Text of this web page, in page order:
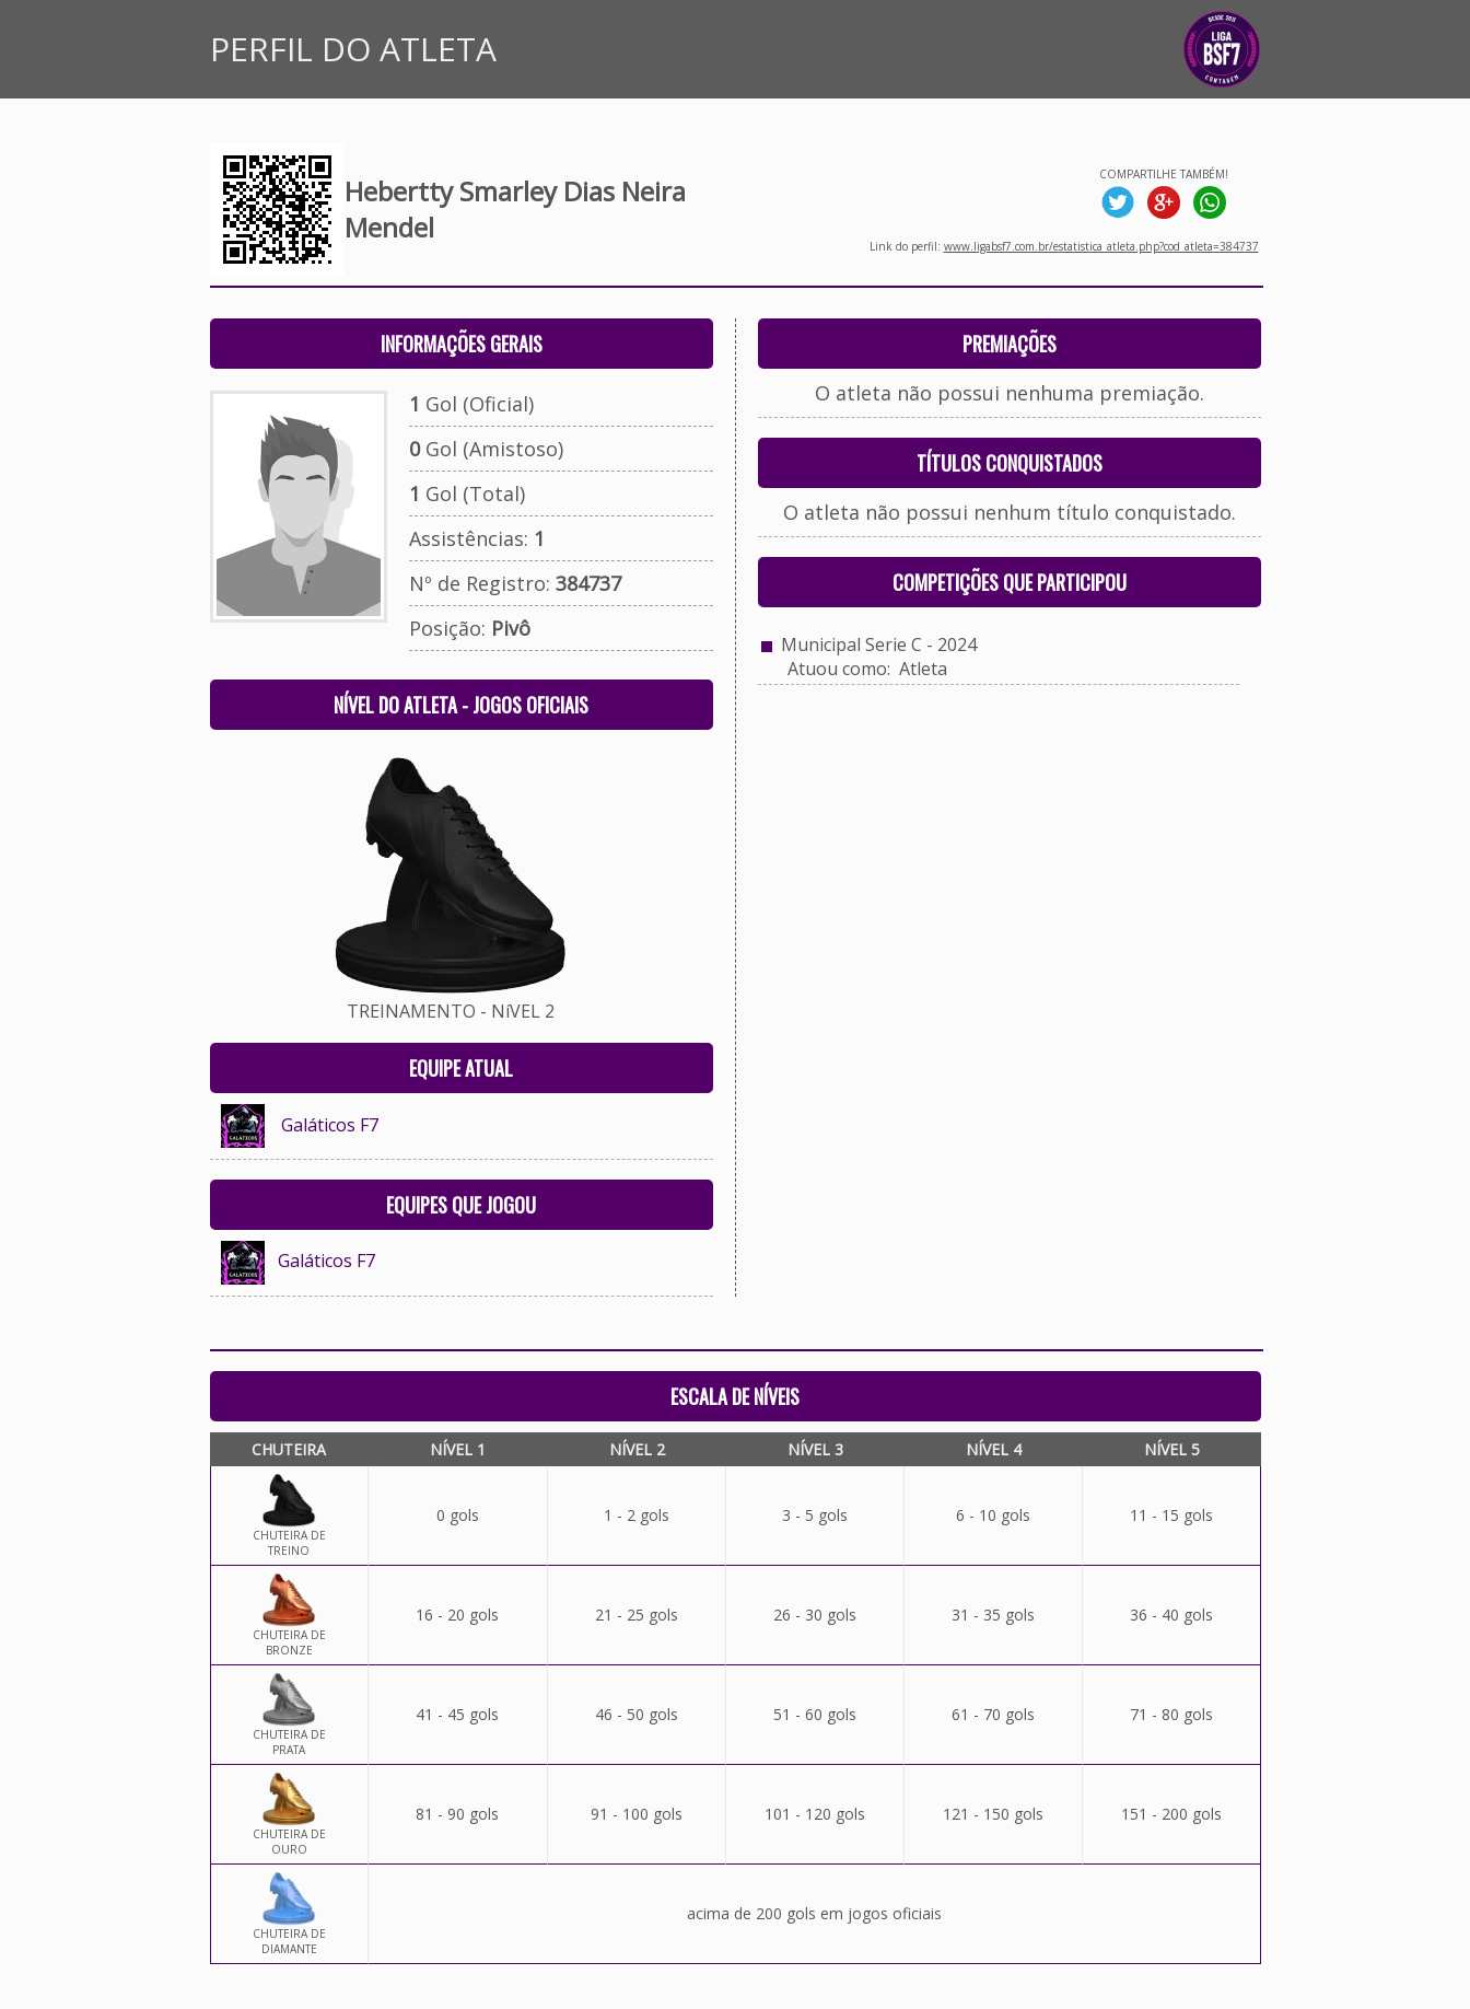
PERFIL DO ATLETA
Hebertty Smarley Dias Neira
Mendel
COMPARTILHE TAMBÉM!
Link do perfil: www.ligabsf7.com.br/estatistica_atleta.php?cod_atleta=384737
INFORMAÇÕES GERAIS
1 Gol (Oficial)
0Gol (Amistoso)
1 Gol (Total)
Assistências: 1
Nº de Registro: 384737
Posição: Pivô
NÍVEL DO ATLETA - JOGOS OFICIAIS
TREINAMENTO - NíVEL 2
EQUIPE ATUAL
Galáticos F7
EQUIPES QUE JOGOU
Galáticos F7
PREMIAÇÕES
O atleta não possui nenhuma premiação.
TÍTULOS CONQUISTADOS
O atleta não possui nenhum título conquistado.
COMPETIÇÕES QUE PARTICIPOU
Municipal Serie C - 2024
Atuou como: Atleta
ESCALA DE NÍVEIS
CHUTEIRA NÍVEL 1 NÍVEL 2 NÍVEL 3 NÍVEL 4 NÍVEL 5
CHUTEIRA DE
TREINO
0 gols 1 - 2 gols 3 - 5 gols 6 - 10 gols 11 - 15 gols
CHUTEIRA DE
BRONZE
16 - 20 gols 21 - 25 gols 26 - 30 gols 31 - 35 gols 36 - 40 gols
CHUTEIRA DE
PRATA
41 - 45 gols 46 - 50 gols 51 - 60 gols 61 - 70 gols 71 - 80 gols
CHUTEIRA DE
OURO
81 - 90 gols 91 - 100 gols 101 - 120 gols 121 - 150 gols 151 - 200 gols
CHUTEIRA DE
DIAMANTE
acima de 200 gols em jogos oficiais